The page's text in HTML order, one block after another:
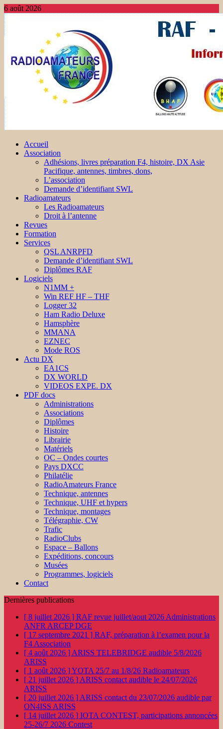
6 août 2026
Accueil
Association
Adhésions, livres préparation F4, histoire, DX Asie
Pacifique, antennes, timbres, dons,
L’association
Demande d’identifiant SWL
Radioamateurs
Les Radioamateurs
Droit à l’antenne
Revues
Formation
Services
QSL ANRPFD
Demande d’identifiant SWL
Diplômes RAF
Logiciels
N1MM +
Win REF HF – THF
Logger 32
Ham Radio Deluxe
Hamsphère
MMANA
EZNEC
Mode ROS
Actu DX
EA1CS
DX WORLD
VIDEOS EXPE. DX
PDF docs
Administrations
Associations
Diplômes
Histoire
Librairie
Matériels
OC – Ondes courtes
Pays DXCC
Philatélie
RadioAmateurs France
Technique, antennes
Technique, UHF et hypers
Technique, montages
Télégraphie, CW
Trafic
RadioClubs
Espace – Ballons
Expéditions, concours
Musées
Programmes, logiciels
Contact
Dernières publications
[ 8 juillet 2026 ] RAF revue juillet/aout 2026 Administrations
ANFR ARCEP DGE
[ 17 septembre 2021 ] RAF, préparation à l’examen pour la
F4 Association
[ 4 août 2026 ] ARISS TELEBRIDGE audible 5/8/2026
ARISS
[ 1 août 2026 ]YOTA 25/7 au 1/8/26 Radioamateurs
[ 21 juillet 2026 ] ARISS contact audible le 24/07/2026
ARISS
[ 20 juillet 2026 ] ARISS contact du 23/07/2026 audible par
ON4ISS ARISS
[ 14 juillet 2026 ] IOTA CONTEST, participations annoncées
25-26/7 2026 Contest